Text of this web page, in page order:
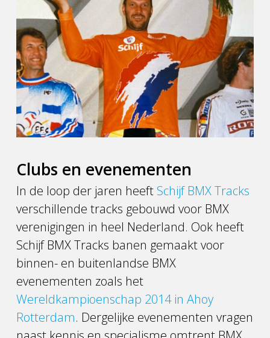
Clubs en evenementen
In de loop der jaren heeft Schijf BMX Tracks
verschillende tracks gebouwd voor BMX
verenigingen in heel Nederland. Ook heeft
Schijf BMX Tracks banen gemaakt voor
binnen- en buitenlandse BMX
evenementen zoals het
Wereldkampioenschap 2014 in Ahoy
Rotterdam. Dergelijke evenementen vragen